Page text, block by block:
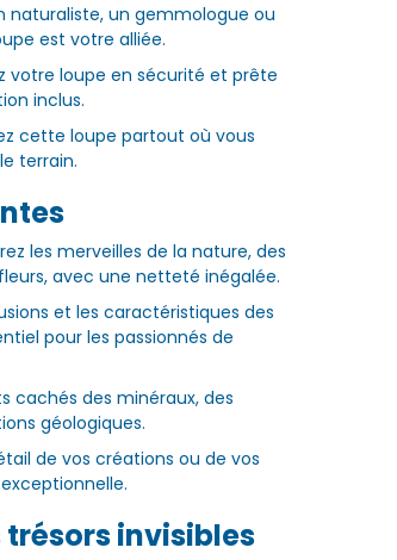
naturaliste, un gemmologue ou
est votre alliée.
votre loupe en sécurité et prête
inclus.
cette loupe partout où vous
terrain.
les merveilles de la nature, des
avec une netteté inégalée.
et les caractéristiques des
pour les passionnés de
cachés des minéraux, des
géologiques.
de vos créations ou de vos
invisibles